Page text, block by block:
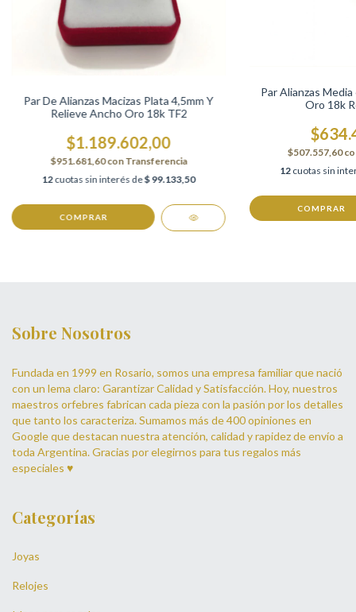
Par De Alianzas Macizas Plata 4,5mm Y
Relieve Ancho Oro 18k TF2
$1.189.602,00
$951.681,60conTransferencia
12cuotas sin interés de$ 99.133,50
Par Alianzas
Oro 18k
$507.557,60
12 cuotas sin
Sobre Nosotros
Fundada en 1999 en Rosario, somos una empresa familiar que nació
con un lema claro: Garantizar Calidad y Satisfacción. Hoy, nuestros
maestros orfebres fabrican cada pieza con la pasión por los detalles
que tanto los caracteriza. Sumamos más de 400 opiniones en
Google que destacan nuestra atención, calidad y rapidez de envío a
toda Argentina. Gracias por elegirnos para tus regalos más
especiales ♥
Categorías
Joyas
Relojes